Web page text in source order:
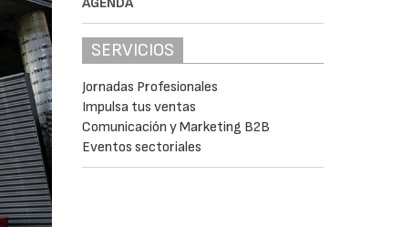
SERVICIOS
Jornadas Profesionales
Impulsa tus ventas
Comunicación y Marketing B2B
Eventos sectoriales